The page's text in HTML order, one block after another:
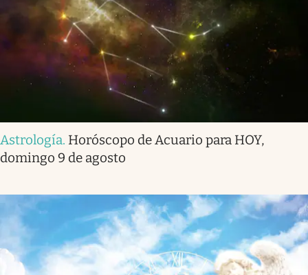
Astrología. Horóscopo de Acuario para HOY,
domingo 9 de agosto